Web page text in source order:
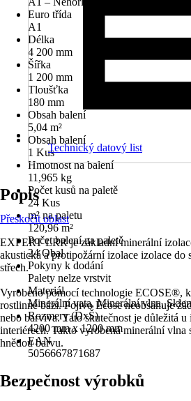
Euro třída
A1
Délka
4 200 mm
Šířka
1 200 mm
Tloušťka
180 mm
Obsah balení
5,04 m²
Obsah balení
1 Kus
Hmotnost na balení
11,965 kg
Počet kusů na paletě
24 Kus
m² na paletu
120,96 m²
Počet balení na paletě
24 Obal
Pokyny k dodání
Palety nelze vrstvit
Materiál
Minerální vata, Minerální vlna,
Rozmery (DxŠ)
4200 mm x 1200 mm
EAN
5056667871687
Technický datový list
Popis
Přeskočit oblast
EXPERT LRR je základní minerální
akustická a protipožární izolace izolace do
střech.
Vyrobeno pomocí technologie ECOSE®,
rostlinné bázi. Pojivo Ecose neobsahuje
nebo barviva. Tato skutečnost je důležitá
interiérech. Takto vyrobená minerální vlna
hnědou barvu.
Bezpečnost výrobků